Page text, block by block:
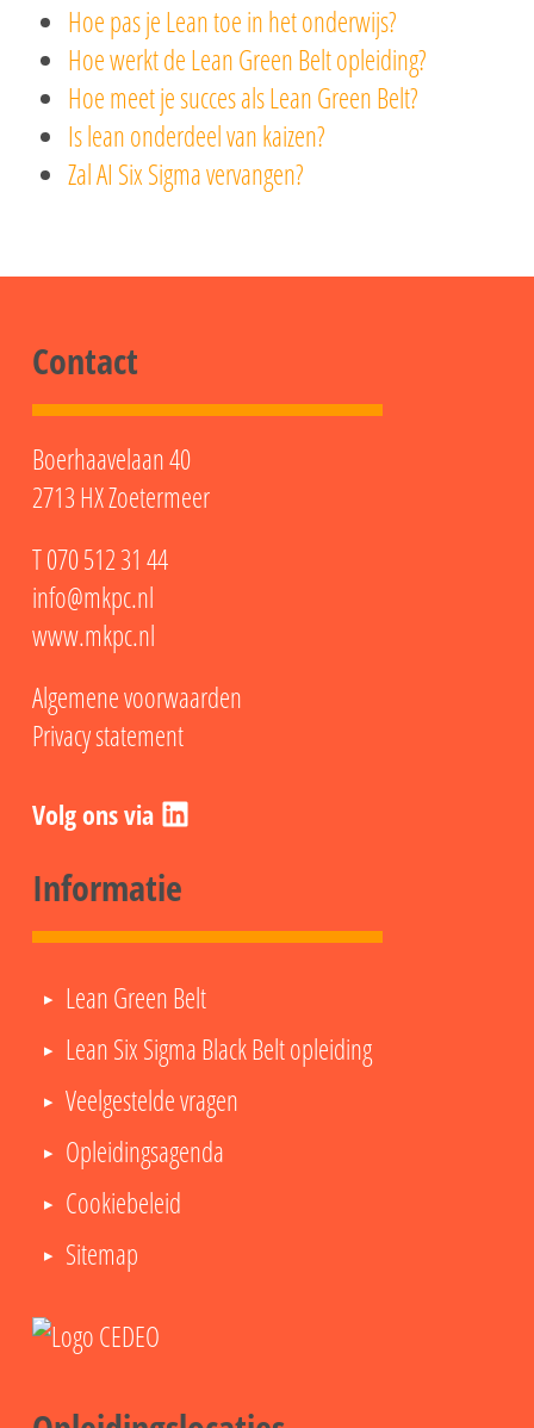
Hoe pas je Lean toe in het onderwijs?
Hoe werkt de Lean Green Belt opleiding?
Hoe meet je succes als Lean Green Belt?
Is lean onderdeel van kaizen?
Zal AI Six Sigma vervangen?
Contact
Boerhaavelaan 40
2713 HX Zoetermeer
T070 512 31 44
info@mkpc.nl
www.mkpc.nl
Algemene voorwaarden
Privacy statement
Informatie
Lean Green Belt
Lean Six Sigma Black Belt opleiding
Veelgestelde vragen
Opleidingsagenda
Cookiebeleid
Sitemap